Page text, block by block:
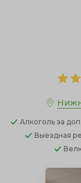
Алкоголь за
Выездная